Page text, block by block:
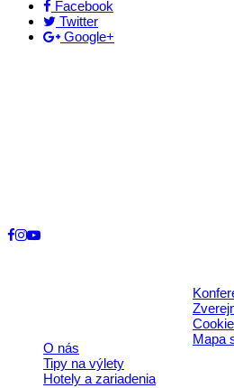
Facebook
Twitter
Google+
O nás
Tipy na výlety
Hotely a zariadenia
Mapa